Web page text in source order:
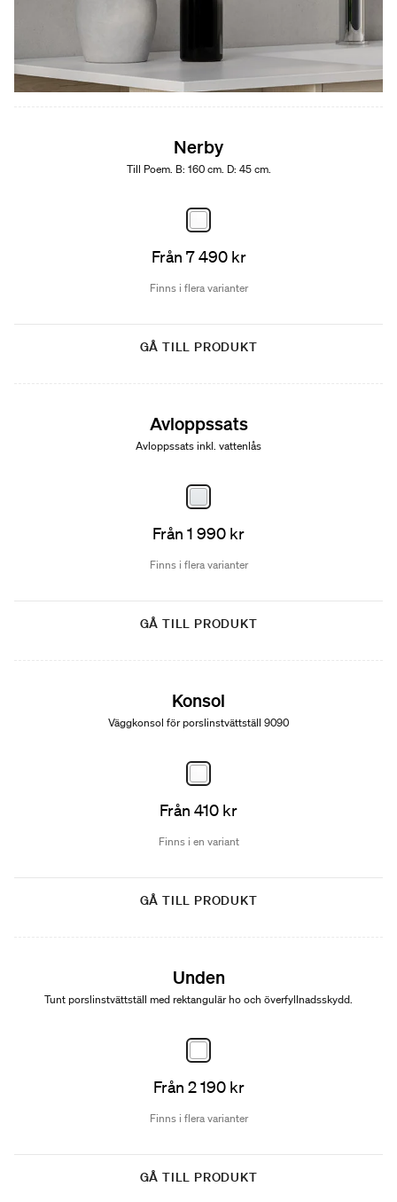
Nerby
Till Poem. B: 160 cm. D: 45 cm.
Från 7 490 kr
Finns i flera varianter
GÅ TILL PRODUKT
Avloppssats
Avloppssats inkl. vattenlås
Från 1 990 kr
Finns i flera varianter
GÅ TILL PRODUKT
Konsol
Väggkonsol för porslinstvättställ 9090
Från 410 kr
Finns i en variant
GÅ TILL PRODUKT
Unden
Tunt porslinstvättställ med rektangulär ho och överfyllnadsskydd.
Från 2 190 kr
Finns i flera varianter
GÅ TILL PRODUKT